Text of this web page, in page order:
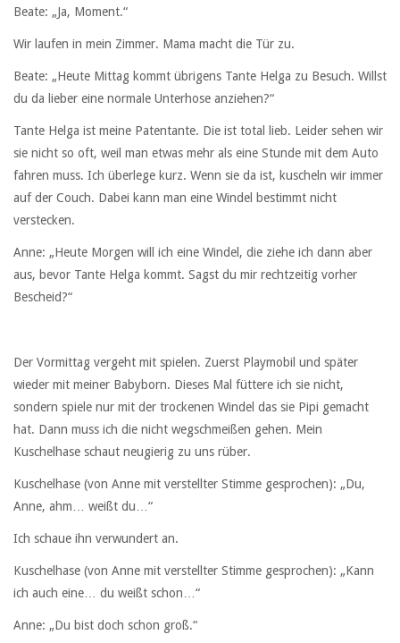
Beate: „Ja, Moment.“
Wir laufen in mein Zimmer. Mama macht die Tür zu.
Beate: „Heute Mittag kommt übrigens Tante Helga zu Besuch. Willst
du da lieber eine normale Unterhose anziehen?“
Tante Helga ist meine Patentante. Die ist total lieb. Leider sehen wir
sie nicht so oft, weil man etwas mehr als eine Stunde mit dem Auto
fahren muss. Ich überlege kurz. Wenn sie da ist, kuscheln wir immer
auf der Couch. Dabei kann man eine Windel bestimmt nicht
verstecken.
Anne: „Heute Morgen will ich eine Windel, die ziehe ich dann aber
aus, bevor Tante Helga kommt. Sagst du mir rechtzeitig vorher
Bescheid?“
Der Vormittag vergeht mit spielen. Zuerst Playmobil und später
wieder mit meiner Babyborn. Dieses Mal füttere ich sie nicht,
sondern spiele nur mit der trockenen Windel das sie Pipi gemacht
hat. Dann muss ich die nicht wegschmeißen gehen. Mein
Kuschelhase schaut neugierig zu uns rüber.
Kuschelhase (von Anne mit verstellter Stimme gesprochen): „Du,
Anne, ahm… weißt du…“
Ich schaue ihn verwundert an.
Kuschelhase (von Anne mit verstellter Stimme gesprochen): „Kann
ich auch eine… du weißt schon…“
Anne: „Du bist doch schon groß.“